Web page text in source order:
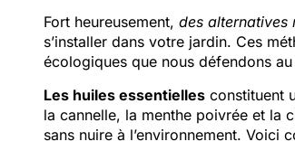
Fort heureusement, des alternatives
s’installer dans votre jardin. Ces
écologiques que nous défendons
Les huiles essentielles constituent
la cannelle, la menthe poivrée et la
sans nuire à l’environnement. Voici